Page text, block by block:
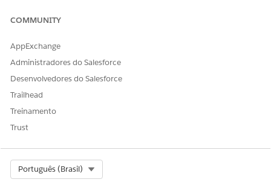
COMMUNITY
AppExchange
Administradores do Salesforce
Desenvolvedores do Salesforce
Trailhead
Treinamento
Trust
Português (Brasil)